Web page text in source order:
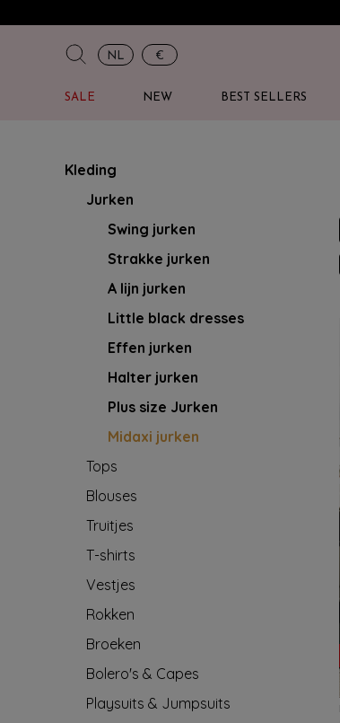
NL €
SALE NEW BEST SELLERS
Kleding
Jurken
Swing jurken
Strakke jurken
A lijn jurken
Little black dresses
Effen jurken
Halter jurken
Plus size Jurken
Midaxi jurken
Tops
Blouses
Truitjes
T-shirts
Vestjes
Rokken
Broeken
Bolero's & Capes
Playsuits & Jumpsuits